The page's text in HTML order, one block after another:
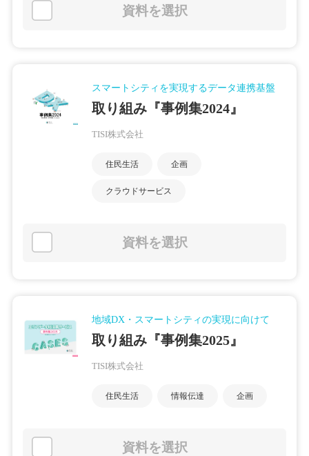
資料を選択
スマートシティを実現するデータ連携基盤
取り組み『事例集2024』
TISI株式会社
住民生活 企画
クラウドサービス
資料を選択
地域DX・スマートシティの実現に向けて
取り組み『事例集2025』
TISI株式会社
住民生活 情報伝達 企画
資料を選択